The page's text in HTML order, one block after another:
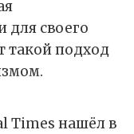
своего
такой подход
Times нашёл в